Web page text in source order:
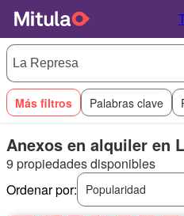
Más filtros Palabras clave
Anexos en alquiler en
9 propiedades disponibles
Ordenar por:
Popularidad